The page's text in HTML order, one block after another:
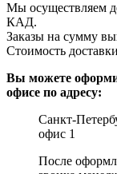
Мы осуществляем
КАД.
Заказы на сумму
Стоимость
Вы можете
офисе по адресу:
Санкт-
офис 1
После